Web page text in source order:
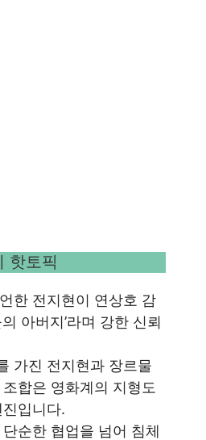
핫토픽
한 전지현이 연상호 감
아버지’라며 강한 신뢰
가진 전지현과 장르물
합은 영화계의 지형도
입니다.
순한 협업을 넘어 침체